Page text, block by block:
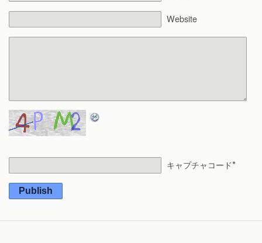
Website
キャプチャコード*
Publish